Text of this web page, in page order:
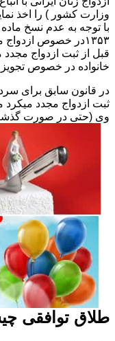
وزارت کشور ) را اخذ
۱۳۵۳در خصوص
قبل از ثبت ازدواج
خانواده در خصوص تجویز
در قانون سابق برای
ثبت ازدواج مجدد
وی (حتی در صورت
طلاق توافقی